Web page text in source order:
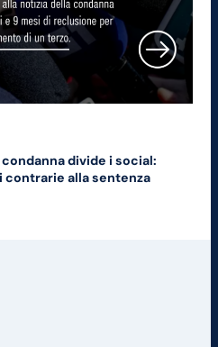
condanna divide i social:
contrarie alla sentenza